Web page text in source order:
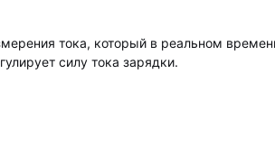
тока, который в реальном
силу тока зарядки.